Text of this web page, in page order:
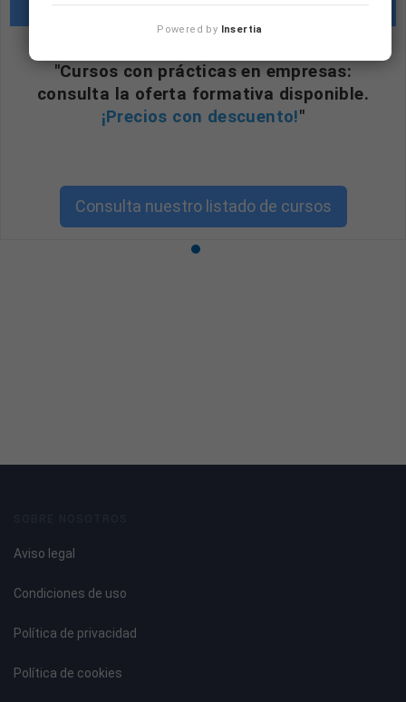
Cursos con prácticas en empresas
"Cursos con prácticas en empresas:
consulta la oferta formativa disponible.
¡Precios con descuento!"
Consulta nuestro listado de cursos
Aviso legal
Condiciones de uso
Política de privacidad
Política de cookies
Powered by Insertia